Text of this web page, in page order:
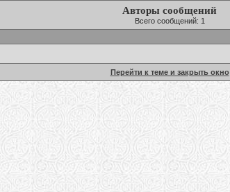
Авторы сообщений
Всего сообщений: 1
Перейти к теме и закрыть окно